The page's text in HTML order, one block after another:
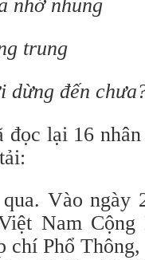
nhớ nhung
trung
dừng đến
lại 16
Vào ngày
Nam Cộng
chí Phổ